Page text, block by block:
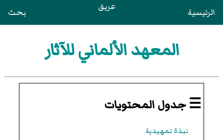
الرئيسية عريق بحث
المعهد الألماني للآثار
☰ جدول المحتويات
نبذة تمهيدية